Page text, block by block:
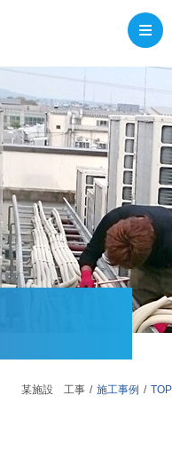
TOP
施工事例
某施設 工事